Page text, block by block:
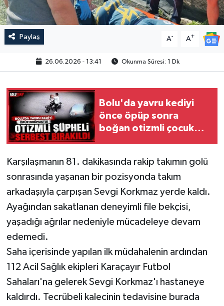
Paylaş A- A+
26.06.2026 - 13:41 Okunma Süresi: 1 Dk
Bolu'da yavru kediyi
önce öpüp sonra
boğan otizmli çocuk
Karşılaşmanın 81. dakikasında rakip takımın golü
sonrasında yaşanan bir pozisyonda takım
arkadaşıyla çarpışan Sevgi Korkmaz yerde kaldı.
Ayağından sakatlanan deneyimli file bekçisi,
yaşadığı ağrılar nedeniyle mücadeleye devam
edemedi.
Saha içerisinde yapılan ilk müdahalenin ardından
112 Acil Sağlık ekipleri Karaçayır Futbol
Sahaları'na gelerek Sevgi Korkmaz'ı hastaneye
kaldırdı. Tecrübeli kalecinin tedavisine burada